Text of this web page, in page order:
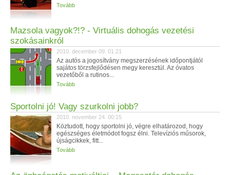
Tovább
Mazsola vagyok?!? - Virtuális dohogás vezetési
szokásainkról
2010. december 09. 01:21
Az autós a jogosítvány megszerzésének időpontjától
sajátos törzsfejlődésen megy keresztül. Az óvatos
vezetőből a rutinos...
Tovább
Sportolni jó! Vagy szurkolni jobb?
2010. november 24. 00:15
Köztudott, hogy sportolni jó, végre elhatározod, hogy
egészséges életmódot fogsz élni. Televíziós műsorok,
újságcikkek, fitt...
Tovább